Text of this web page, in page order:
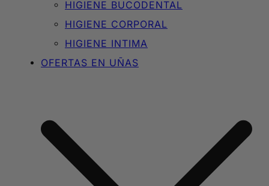
HIGIENE BUCODENTAL
HIGIENE CORPORAL
HIGIENE INTIMA
OFERTAS EN UÑAS